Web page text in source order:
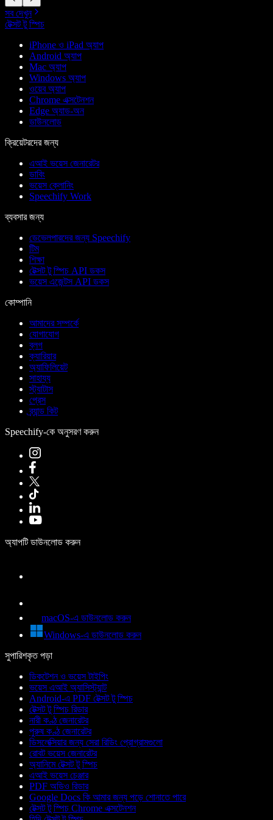
সব দেখুন
টেক্সট টু স্পিচ
iPhone ও iPad অ্যাপ
Android অ্যাপ
Mac অ্যাপ
Windows অ্যাপ
ওয়েব অ্যাপ
Chrome এক্সটেনশন
Edge অ্যাড-অন
ডাউনলোড
ক্রিয়েটরদের জন্য
এআই ভয়েস জেনারেটর
ডাবিং
ভয়েস ক্লোনিং
Speechify Work
ব্যবসার জন্য
ডেভেলপারদের জন্য Speechify
টিম
শিক্ষা
টেক্সট টু স্পিচ API ডকস
ভয়েস এজেন্টস API ডকস
কোম্পানি
আমাদের সম্পর্কে
যোগাযোগ
ব্লগ
ক্যারিয়ার
অ্যাফিলিয়েট
সাহায্য
স্ট্যাটাস
প্রেস
ব্র্যান্ড কিট
Speechify-কে অনুসরণ করুন
অ্যাপটি ডাউনলোড করুন
macOS-এ ডাউনলোড করুন
Windows-এ ডাউনলোড করুন
সুপারিশকৃত পড়া
ডিকটেশন ও ভয়েস টাইপিং
ভয়েস এআই অ্যাসিস্ট্যান্ট
Android-এ PDF টেক্সট টু স্পিচ
টেক্সট টু স্পিচ রিডার
নারী কণ্ঠ জেনারেটর
পুরুষ কণ্ঠ জেনারেটর
ডিসলেক্সিয়ার জন্য সেরা রিডিং প্রোগ্রামগুলো
রোবট ভয়েস জেনারেটর
অ্যানিমে টেক্সট টু স্পিচ
এআই ভয়েস চেঞ্জার
PDF অডিও রিডার
Google Docs কি আমার জন্য পড়ে শোনাতে পারে
টেক্সট টু স্পিচ Chrome এক্সটেনশন